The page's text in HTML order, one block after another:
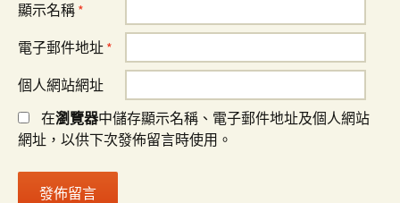
顯示名稱 *
電子郵件地址 *
個人網站網址
在瀏覽器中儲存顯示名稱、電子郵件地址及個人網站
網址，以供下次發佈留言時使用。